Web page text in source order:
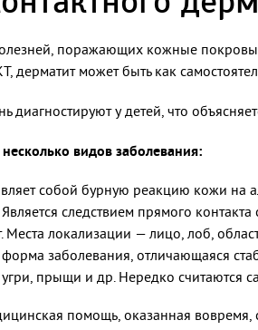
поражающих кожные покровы
дерматит может быть как
диагностируют у детей, что
видов заболевания:
собой бурную реакцию кожи на
следствием прямого
Места локализации — лицо, лоб,
заболевания, отличающаяся
прыщи и др. Нередко считаются
помощь, оказанная вовремя,